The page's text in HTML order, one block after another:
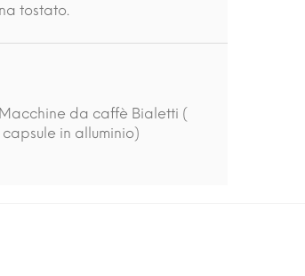
tostato.
da caffè Bialetti (
in alluminio)